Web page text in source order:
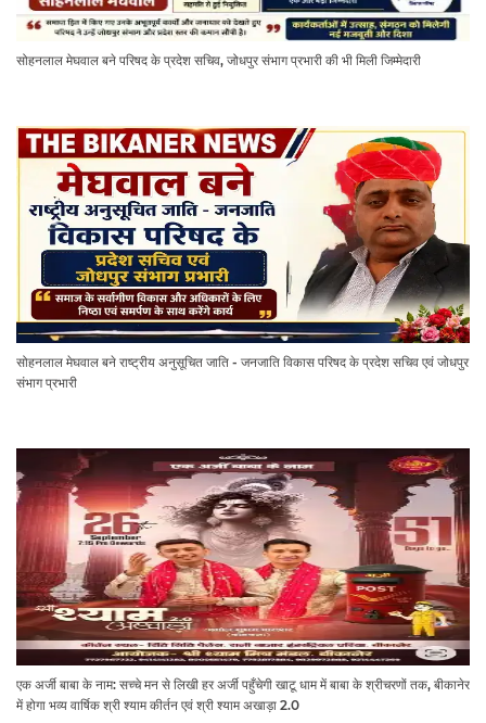
सोहनलाल मेघवाल बने परिषद के प्रदेश सचिव, जोधपुर संभाग प्रभारी की भी मिली जिम्मेदारी
सोहनलाल मेघवाल बने राष्ट्रीय अनुसूचित जाति - जनजाति विकास परिषद के प्रदेश सचिव एवं जोधपुर
संभाग प्रभारी
एक अर्जी बाबा के नाम: सच्चे मन से लिखी हर अर्जी पहुँचेगी खाटू धाम में बाबा के श्रीचरणों तक, बीकानेर
में होगा भव्य वार्षिक श्री श्याम कीर्तन एवं श्री श्याम अखाड़ा 2.0